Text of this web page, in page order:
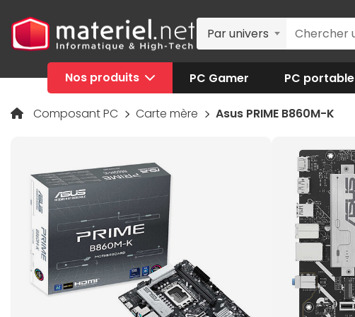
Par univers
Nos produits PC Gamer PC portable
Composant PC Carte mère Asus PRIME B860M-K